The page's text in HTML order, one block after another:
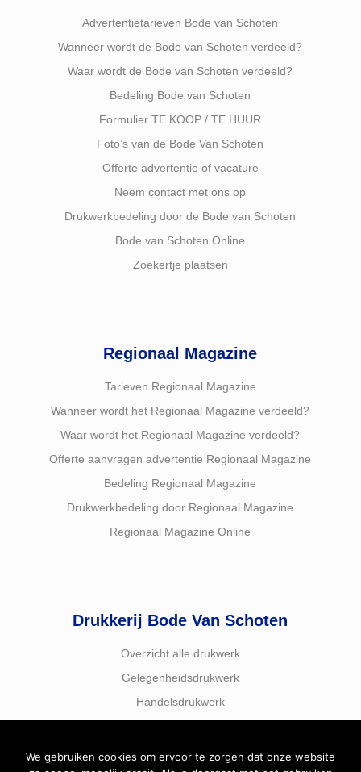
Advertentietarieven Bode van Schoten
Wanneer wordt de Bode van Schoten verdeeld?
Waar wordt de Bode van Schoten verdeeld?
Bedeling Bode van Schoten
Formulier TE KOOP / TE HUUR
Foto’s van de Bode Van Schoten
Offerte advertentie of vacature
Neem contact met ons op
Drukwerkbedeling door de Bode van Schoten
Bode van Schoten Online
Zoekertje plaatsen
Regionaal Magazine
Tarieven Regionaal Magazine
Wanneer wordt het Regionaal Magazine verdeeld?
Waar wordt het Regionaal Magazine verdeeld?
Offerte aanvragen advertentie Regionaal Magazine
Bedeling Regionaal Magazine
Drukwerkbedeling door Regionaal Magazine
Regionaal Magazine Online
Drukkerij Bode Van Schoten
Overzicht alle drukwerk
Gelegenheidsdrukwerk
Handelsdrukwerk
We gebruiken cookies om ervoor te zorgen dat onze website